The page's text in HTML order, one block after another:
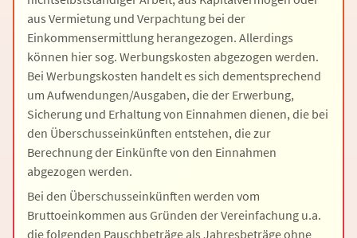
aus Vermietung und Verpachtung bei der
Einkommensermittlung herangezogen. Allerdings
können hier sog. Werbungskosten abgezogen werden.
Bei Werbungskosten handelt es sich dementsprechend
um Aufwendungen/Ausgaben, die der Erwerbung,
Sicherung und Erhaltung von Einnahmen dienen, die bei
den Überschusseinkünften entstehen, die zur
Berechnung der Einkünfte von den Einnahmen
abgezogen werden.
Bei den Überschusseinkünften werden vom
Bruttoeinkommen aus Gründen der Vereinfachung u.a.
die folgenden Pauschbeträge als Jahresbeträge ohne